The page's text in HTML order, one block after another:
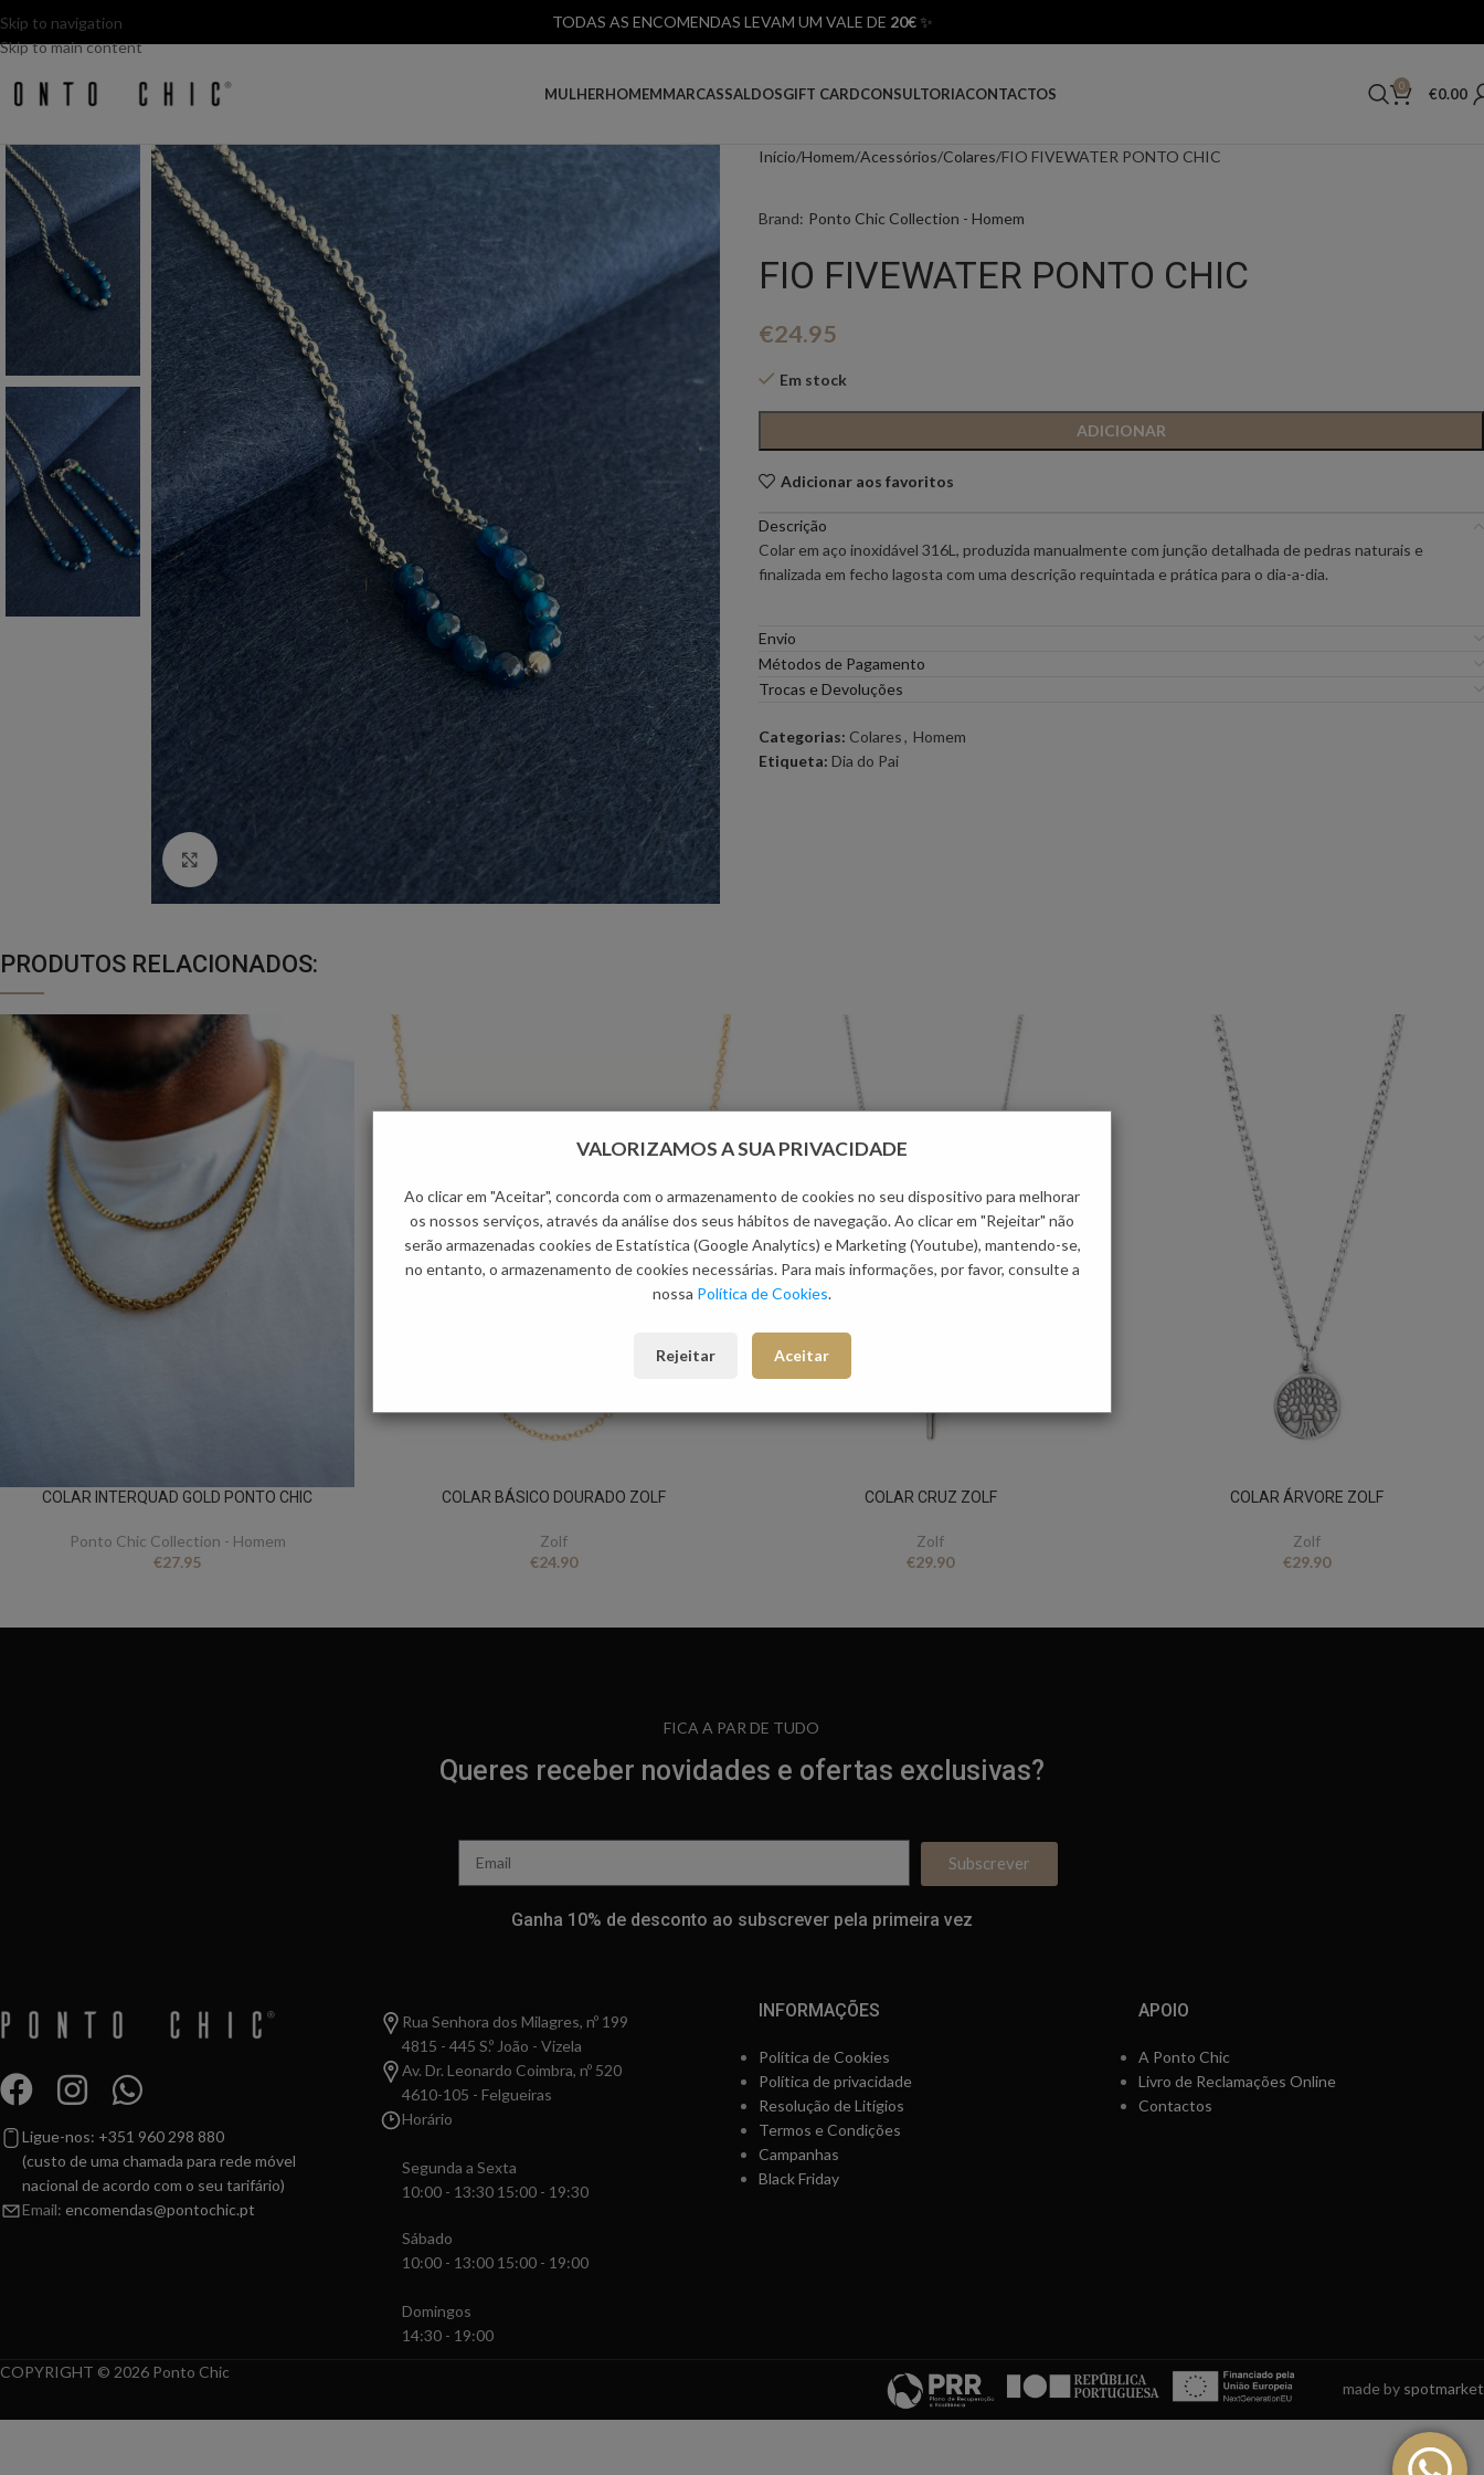
Skip to navigation
Skip to main content
TODAS AS ENCOMENDAS LEVAM UM VALE DE 20€✨
MULHERHOMEMMARCAS
PONTO CHIC COLLECTION –
MULHER
ELEH
GOA GOA
LOCOLUXO MIGUEL VIEIRA
SCOTCH & SODA
RUGA
SALDOSGIFT CARDCONSULTORIACONTACTOS 0 €0.00
Início Homem Acessórios Colares FIO FIVEWATER PONTO CHIC
Brand: Ponto Chic Collection - Homem
FIO FIVEWATER PONTO CHIC
€24.95
Em stock
ADICIONAR
Adicionar aos favoritos
Descrição
Colar em aço inoxidável 316L, produzida manualmente com junção detalhada de pedras naturais e
finalizada em fecho lagosta com uma descrição requintada e prática para o dia-a-dia.
Envio
Métodos de Pagamento
Trocas e Devoluções
Categorias: Colares, Homem
Etiqueta: Dia do Pai
PRODUTOS RELACIONADOS:
COLAR INTERQUAD GOLD PONTO CHIC
Ponto Chic Collection - Homem
€27.95
COLAR BÁSICO DOURADO ZOLF
Zolf
€24.90
COLAR CRUZ ZOLF
Zolf
€29.90
COLAR ÁRVORE ZOLF
Zolf
€29.90
FICA A PAR DE TUDO
Queres receber novidades e ofertas exclusivas?
Subscrever
Ganha 10% de desconto ao subscrever pela primeira vez
Ligue-nos: +351 960 298 880
(custo de uma chamada para rede móvel
nacional de acordo com o seu tarifário)
Email: encomendas@pontochic.pt
Rua Senhora dos Milagres, nº 199
4815 - 445 S.º João - Vizela
Av. Dr. Leonardo Coimbra, nº 520
4610-105 - Felgueiras
Horário
Segunda a Sexta
10:00 - 13:30 15:00 - 19:30
Sábado
10:00 - 13:00 15:00 - 19:00
Domingos
14:30 - 19:00
INFORMAÇÕES
Política de Cookies
Política de privacidade
Resolução de Litígios
Termos e Condições
Campanhas
Black Friday
APOIO
A Ponto Chic
Livro de Reclamações Online
Contactos
COPYRIGHT © 2026 Ponto Chic
made by spotmarket
VALORIZAMOS A SUA PRIVACIDADE
Ao clicar em "Aceitar", concorda com o armazenamento de cookies no seu dispositivo para melhorar
os nossos serviços, através da análise dos seus hábitos de navegação. Ao clicar em "Rejeitar" não
serão armazenadas cookies de Estatística (Google Analytics) e Marketing (Youtube), mantendo-se,
no entanto, o armazenamento de cookies necessárias. Para mais informações, por favor, consulte a
nossa Política de Cookies.
Rejeitar Aceitar